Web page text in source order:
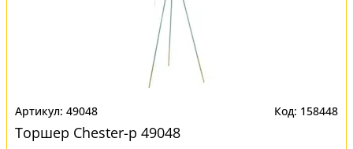
49048 158448
Торшер Chester-p 49048